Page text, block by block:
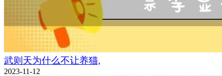
武则天为什么不让养猫,
2023-11-12